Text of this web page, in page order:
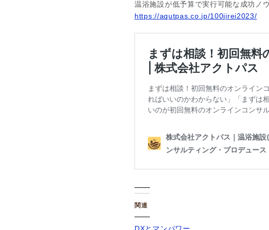
温浴施設が低予算で実行可能な成功ノ
https://aqutpas.co.jp/100jirei2023/
関連
DXとマンパワー